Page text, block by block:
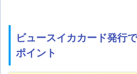
ビュースイカカード発行
ポイント